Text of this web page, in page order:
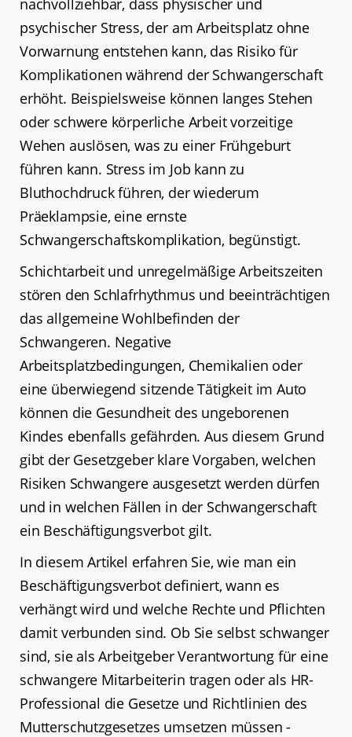
nachvollziehbar, dass physischer und
psychischer Stress, der am Arbeitsplatz ohne
Vorwarnung entstehen kann, das Risiko für
Komplikationen während der Schwangerschaft
erhöht. Beispielsweise können langes Stehen
oder schwere körperliche Arbeit vorzeitige
Wehen auslösen, was zu einer Frühgeburt
führen kann. Stress im Job kann zu
Bluthochdruck führen, der wiederum
Präeklampsie, eine ernste
Schwangerschaftskomplikation, begünstigt.
Schichtarbeit und unregelmäßige Arbeitszeiten
stören den Schlafrhythmus und beeinträchtigen
das allgemeine Wohlbefinden der
Schwangeren. Negative
Arbeitsplatzbedingungen, Chemikalien oder
eine überwiegend sitzende Tätigkeit im Auto
können die Gesundheit des ungeborenen
Kindes ebenfalls gefährden. Aus diesem Grund
gibt der Gesetzgeber klare Vorgaben, welchen
Risiken Schwangere ausgesetzt werden dürfen
und in welchen Fällen in der Schwangerschaft
ein Beschäftigungsverbot gilt.
In diesem Artikel erfahren Sie, wie man ein
Beschäftigungsverbot definiert, wann es
verhängt wird und welche Rechte und Pflichten
damit verbunden sind. Ob Sie selbst schwanger
sind, sie als Arbeitgeber Verantwortung für eine
schwangere Mitarbeiterin tragen oder als HR-
Professional die Gesetze und Richtlinien des
Mutterschutzgesetzes umsetzen müssen -